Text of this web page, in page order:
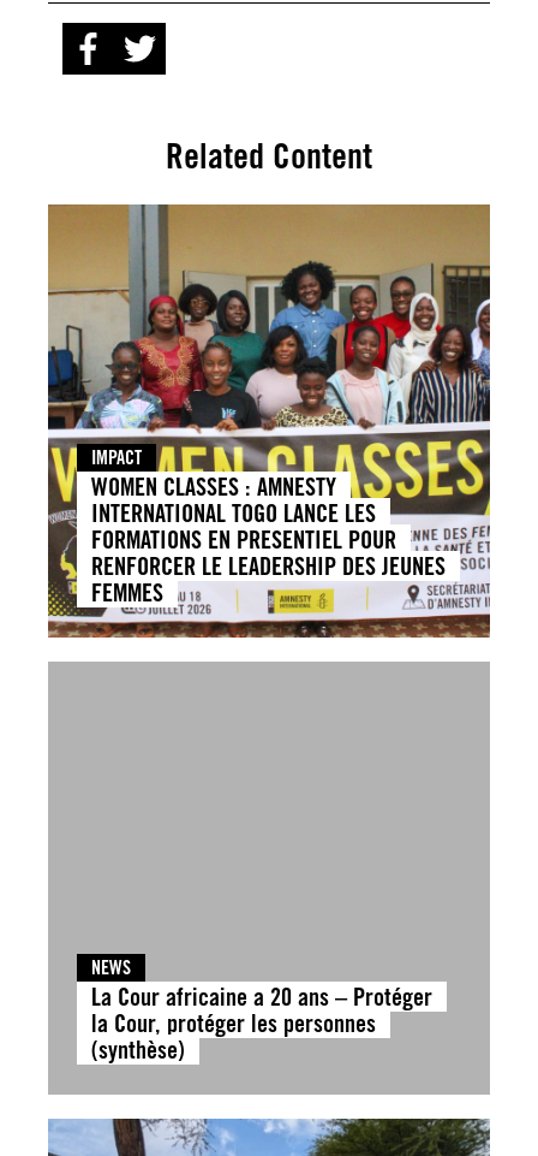
Related Content
IMPACT
WOMEN CLASSES : AMNESTY
INTERNATIONAL TOGO LANCE LES
FORMATIONS EN PRESENTIEL POUR
RENFORCER LE LEADERSHIP DES JEUNES
FEMMES
NEWS
La Cour africaine a 20 ans – Protéger
la Cour, protéger les personnes
(synthèse)